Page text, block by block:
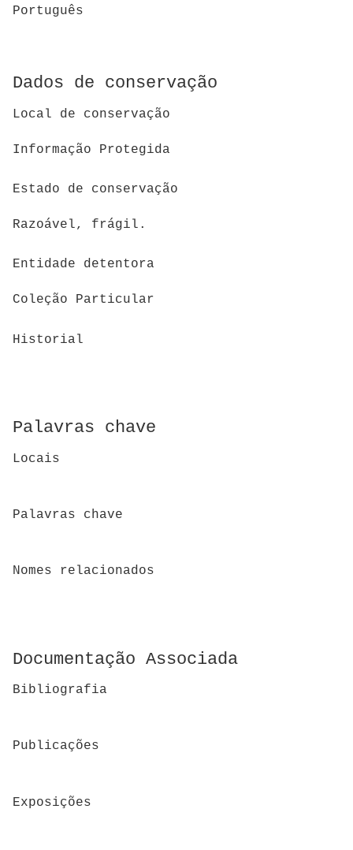
Português
Dados de conservação
Local de conservação
Informação Protegida
Estado de conservação
Razoável, frágil.
Entidade detentora
Coleção Particular
Historial
Palavras chave
Locais
Palavras chave
Nomes relacionados
Documentação Associada
Bibliografia
Publicações
Exposições